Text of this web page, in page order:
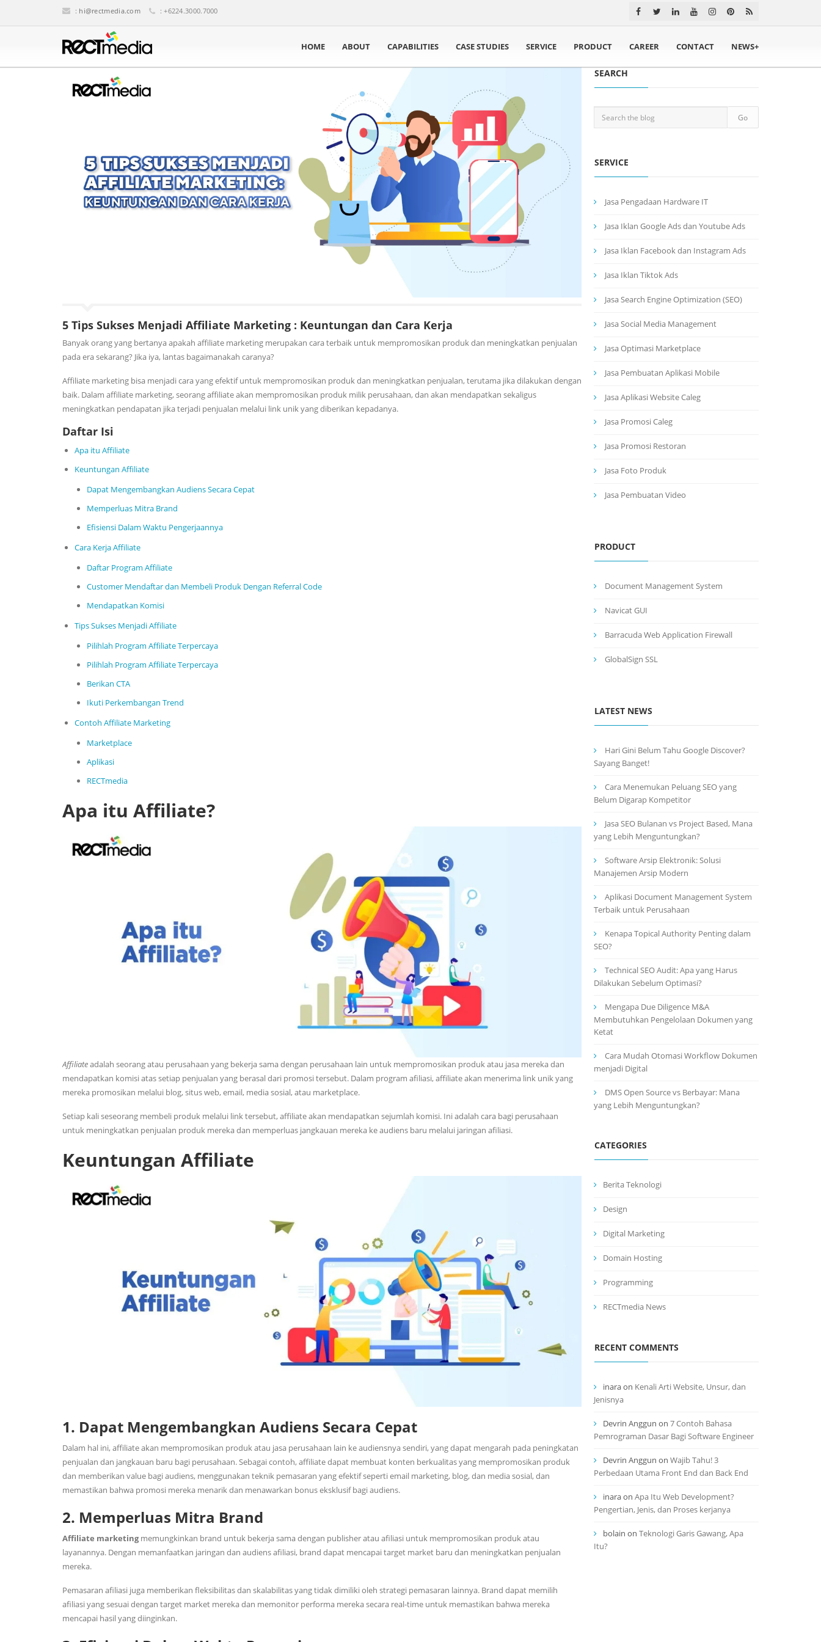
: hi@rectmedia.com : +6224.3000.7000
HOME ABOUT CAPABILITIES CASE STUDIES SERVICE PRODUCT CAREER CONTACT NEWS+
5 Tips Sukses Menjadi Affiliate Marketing : Keuntungan dan Cara Kerja
Banyak orang yang bertanya apakah affiliate marketing merupakan cara terbaik untuk mempromosikan produk dan meningkatkan penjualan
pada era sekarang? Jika iya, lantas bagaimanakah caranya?
Affiliate marketing bisa menjadi cara yang efektif untuk mempromosikan produk dan meningkatkan penjualan, terutama jika dilakukan dengan
baik. Dalam affiliate marketing, seorang affiliate akan mempromosikan produk milik perusahaan, dan akan mendapatkan sekaligus
meningkatkan pendapatan jika terjadi penjualan melalui link unik yang diberikan kepadanya.
Daftar Isi
Apa itu Affiliate
Keuntungan Affiliate
Dapat Mengembangkan Audiens Secara Cepat
Memperluas Mitra Brand
Efisiensi Dalam Waktu Pengerjaannya
Cara Kerja Affiliate
Daftar Program Affiliate
Customer Mendaftar dan Membeli Produk Dengan Referral Code
Mendapatkan Komisi
Tips Sukses Menjadi Affiliate
Pilihlah Program Affiliate Terpercaya
Pilihlah Program Affiliate Terpercaya
Berikan CTA
Ikuti Perkembangan Trend
Contoh Affiliate Marketing
Marketplace
Aplikasi
RECTmedia
Apa itu Affiliate?
Affiliateadalah seorang atau perusahaan yang bekerja sama dengan perusahaan lain untuk mempromosikan produk atau jasa mereka dan
mendapatkan komisi atas setiap penjualan yang berasal dari promosi tersebut. Dalam program afiliasi, affiliate akan menerima link unik yang
mereka promosikan melalui blog, situs web, email, media sosial, atau marketplace.
Setiap kali seseorang membeli produk melalui link tersebut, affiliate akan mendapatkan sejumlah komisi. Ini adalah cara bagi perusahaan
untuk meningkatkan penjualan produk mereka dan memperluas jangkauan mereka ke audiens baru melalui jaringan afiliasi.
Keuntungan Affiliate
1. Dapat Mengembangkan Audiens Secara Cepat
Dalam hal ini, affiliate akan mempromosikan produk atau jasa perusahaan lain ke audiensnya sendiri, yang dapat mengarah pada peningkatan
penjualan dan jangkauan baru bagi perusahaan. Sebagai contoh, affiliate dapat membuat konten berkualitas yang mempromosikan produk
dan memberikan value bagi audiens, menggunakan teknik pemasaran yang efektif seperti email marketing, blog, dan media sosial, dan
memastikan bahwa promosi mereka menarik dan menawarkan bonus eksklusif bagi audiens.
2. Memperluas Mitra Brand
Affiliate marketingmemungkinkan brand untuk bekerja sama dengan publisher atau afiliasi untuk mempromosikan produk atau
layanannya. Dengan memanfaatkan jaringan dan audiens afiliasi, brand dapat mencapai target market baru dan meningkatkan penjualan
mereka.
Pemasaran afiliasi juga memberikan fleksibilitas dan skalabilitas yang tidak dimiliki oleh strategi pemasaran lainnya. Brand dapat memilih
afiliasi yang sesuai dengan target market mereka dan memonitor performa mereka secara real-time untuk memastikan bahwa mereka
mencapai hasil yang diinginkan.
SEARCH
SERVICE
Jasa Pengadaan Hardware IT
Jasa Iklan Google Ads dan Youtube Ads
Jasa Iklan Facebook dan Instagram Ads
Jasa Iklan Tiktok Ads
Jasa Search Engine Optimization (SEO)
Jasa Social Media Management
Jasa Optimasi Marketplace
Jasa Pembuatan Aplikasi Mobile
Jasa Aplikasi Website Caleg
Jasa Promosi Caleg
Jasa Promosi Restoran
Jasa Foto Produk
Jasa Pembuatan Video
PRODUCT
Document Management System
Navicat GUI
Barracuda Web Application Firewall
GlobalSign SSL
LATEST NEWS
Hari Gini Belum Tahu Google Discover?
Sayang Banget!
Cara Menemukan Peluang SEO yang
Belum Digarap Kompetitor
Jasa SEO Bulanan vs Project Based, Mana
yang Lebih Menguntungkan?
Software Arsip Elektronik: Solusi
Manajemen Arsip Modern
Aplikasi Document Management System
Terbaik untuk Perusahaan
Kenapa Topical Authority Penting dalam
SEO?
Technical SEO Audit: Apa yang Harus
Dilakukan Sebelum Optimasi?
Mengapa Due Diligence M&A
Membutuhkan Pengelolaan Dokumen yang
Ketat
Cara Mudah Otomasi Workflow Dokumen
menjadi Digital
DMS Open Source vs Berbayar: Mana
yang Lebih Menguntungkan?
CATEGORIES
Berita Teknologi
Design
Digital Marketing
Domain Hosting
Programming
RECTmedia News
RECENT COMMENTS
inaraon Kenali Arti Website, Unsur, dan
Jenisnya
Devrin Anggun on 7 Contoh Bahasa
Pemrograman Dasar Bagi Software Engineer
Devrin Anggun on Wajib Tahu! 3
Perbedaan Utama Front End dan Back End
inaraon Apa Itu Web Development?
Pengertian, Jenis, dan Proses kerjanya
bolain on Teknologi Garis Gawang, Apa
Itu?